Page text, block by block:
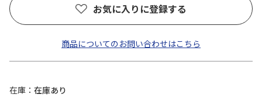
お気に入りに登録する
商品についてのお問い合わせはこちら
在庫
在庫あり